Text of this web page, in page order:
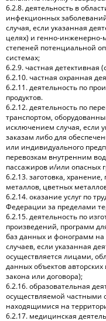
6.2.8. деятельность в
инфекционных
случая, если указанная
целях) и генно-
степеней потенциальной
системах;
6.2.9. частная детективная
6.2.10. частная охранная
6.2.11. деятельность по
продуктов.
6.2.12. деятельность по
транспортом,
исключением случая, если
заказам либо для
или индивидуального
перевозкам внутренним
пассажиров и/или опасных
6.2.13. заготовка,
металлов, цветных
6.2.14. оказание услуг по
Федерации за пределами
6.2.15. деятельность по
произведений, программ
баз данных и фонограмм
случаев, если указанная
осуществляется лицами,
данных объектов
закона или договора);
6.2.16. образовательная
осуществляемой частными
находящимися на
6.2.17. медицинская